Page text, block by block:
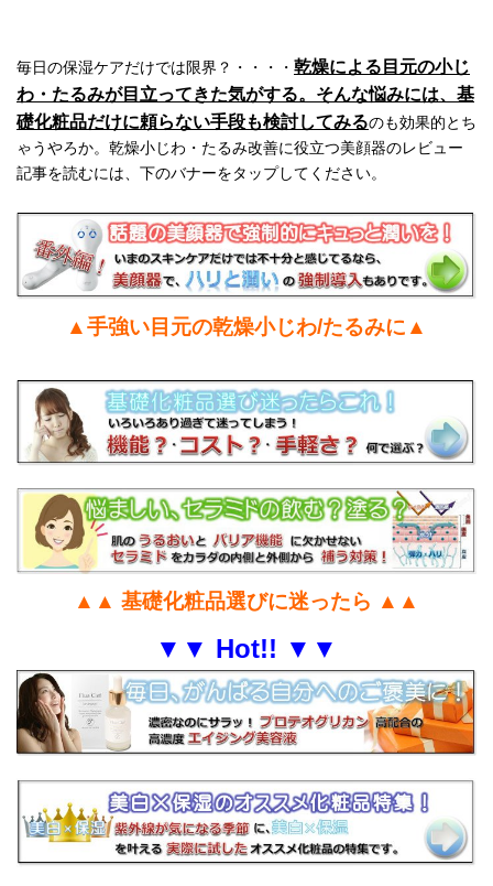
毎日の保湿ケアだけでは限界？・・・・ 乾燥による目元の小じ
わ・たるみが目立ってきた気がする。そんな悩みには、基
礎化粧品だけに頼らない手段も検討してみるのも効果的とち
ゃうやろか。乾燥小じわ・たるみ改善に役立つ美顔器のレビュー
記事を読むには、下のバナーをタップしてください。
▲手強い目元の乾燥小じわ/たるみに▲
▲▲ 基礎化粧品選びに迷ったら ▲▲
▼▼ Hot!! ▼▼